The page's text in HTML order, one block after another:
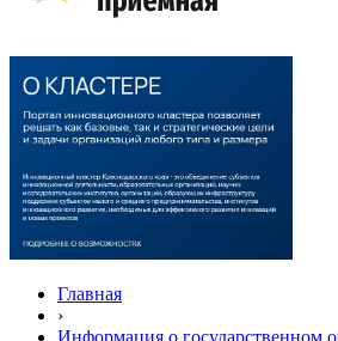
Главная
›
Информация о государственном